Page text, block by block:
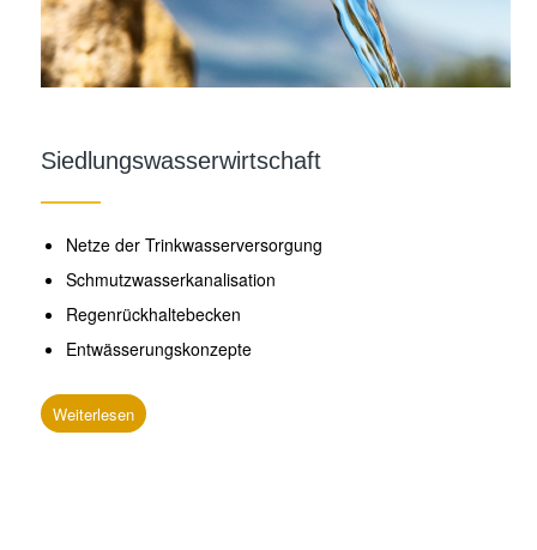
Siedlungswasserwirtschaft
Netze der Trinkwasserversorgung
Schmutzwasserkanalisation
Regenrückhaltebecken
Entwässerungskonzepte
Weiterlesen